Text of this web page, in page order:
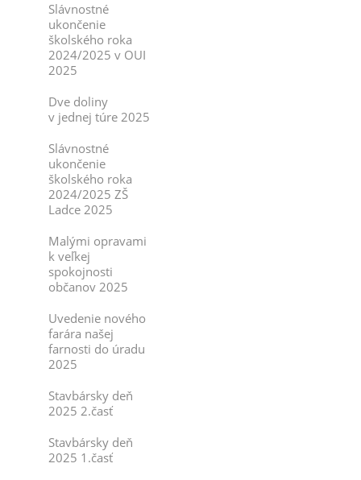
Slávnostné
ukončenie
školského roka
2024/2025 v OUI
2025
Dve doliny
v jednej túre 2025
Slávnostné
ukončenie
školského roka
2024/2025 ZŠ
Ladce 2025
Malými opravami
k veľkej
spokojnosti
občanov 2025
Uvedenie nového
farára našej
farnosti do úradu
2025
Stavbársky deň
2025 2.časť
Stavbársky deň
2025 1.časť